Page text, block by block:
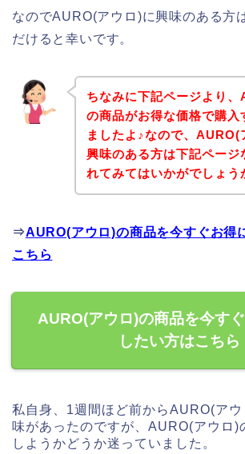
なのでAURO(アウロ)に興味のある方
だけると幸いです。
ちなみに下記ページより
の商品がお得な価格で購入
ましたよ♪なので、AURO(
興味のある方は下記ページ
れてみてはいかがでしょう
⇒AURO(アウロ)の商品を今すぐお得
こちら
AURO(アウロ)の商品を今す
したい方はこちら
私自身、1週間ほど前からAURO(ア
味があったのですが、AURO(アウロ)
しようかどうか迷っていました。